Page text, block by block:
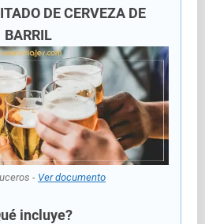
DE CERVEZA DE
BARRIL
- Ver documento
incluye?